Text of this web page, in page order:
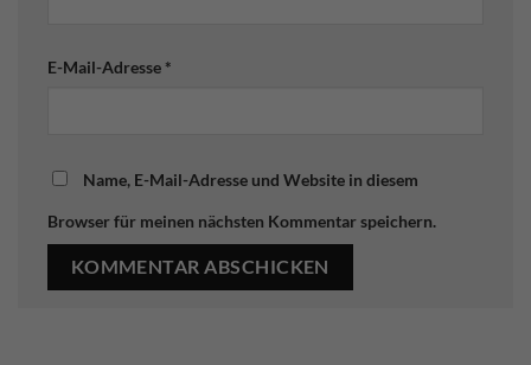
E-Mail-Adresse *
Name, E-Mail-Adresse und Website in diesem
Browser für meinen nächsten Kommentar speichern.